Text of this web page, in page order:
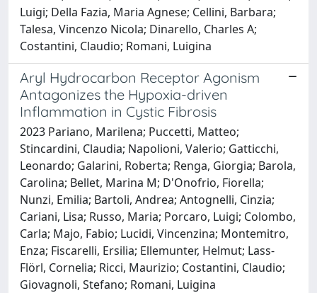
Luigi; Della Fazia, Maria Agnese; Cellini, Barbara;
Talesa, Vincenzo Nicola; Dinarello, Charles A;
Costantini, Claudio; Romani, Luigina
Aryl Hydrocarbon Receptor Agonism
Antagonizes the Hypoxia-driven
Inflammation in Cystic Fibrosis
2023 Pariano, Marilena; Puccetti, Matteo;
Stincardini, Claudia; Napolioni, Valerio; Gatticchi,
Leonardo; Galarini, Roberta; Renga, Giorgia; Barola,
Carolina; Bellet, Marina M; D'Onofrio, Fiorella;
Nunzi, Emilia; Bartoli, Andrea; Antognelli, Cinzia;
Cariani, Lisa; Russo, Maria; Porcaro, Luigi; Colombo,
Carla; Majo, Fabio; Lucidi, Vincenzina; Montemitro,
Enza; Fiscarelli, Ersilia; Ellemunter, Helmut; Lass-
Flörl, Cornelia; Ricci, Maurizio; Costantini, Claudio;
Giovagnoli, Stefano; Romani, Luigina